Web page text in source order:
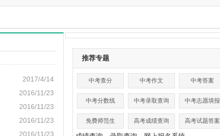
2017/4/14
2016/11/23
2016/11/23
2016/11/23
2016/11/23
推荐专题
中考查分 中考作文 中考答案
中考分数线 中考录取查询 中考志愿填报
免费师范生 高考成绩查询 高考试题答案